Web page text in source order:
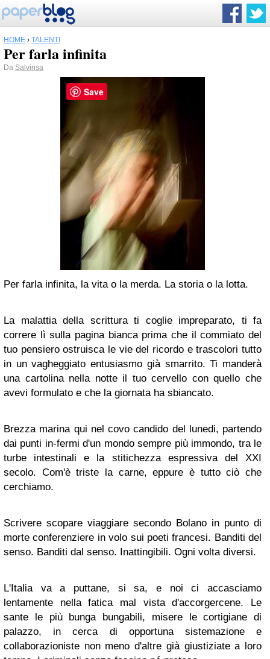
HOME › TALENTI
Per farla infinita
Da Salvinsa
Per farla infinita, la vita o la merda. La storia o la lotta.
La malattia della scrittura ti coglie impreparato, ti fa
correre lì sulla pagina bianca prima che il commiato del
tuo pensiero ostruisca le vie del ricordo e trascolori tutto
in un vagheggiato entusiasmo già smarrito. Ti manderà
una cartolina nella notte il tuo cervello con quello che
avevi formulato e che la giornata ha sbiancato.
Brezza marina qui nel covo candido del lunedi, partendo
dai punti in-fermi d'un mondo sempre più immondo, tra le
turbe intestinali e la stitichezza espressiva del XXI
secolo. Com'è triste la carne, eppure è tutto ciò che
cerchiamo.
Scrivere scopare viaggiare secondo Bolano in punto di
morte conferenziere in volo sui poeti francesi. Banditi del
senso. Banditi dal senso. Inattingibili. Ogni volta diversi.
L'Italia va a puttane, si sa, e noi ci accasciamo
lentamente nella fatica mal vista d'accorgercene. Le
sante le più bunga bungabili, misere le cortigiane di
palazzo, in cerca di opportuna sistemazione e
collaborazioniste non meno d'altre già giustiziate a loro
Save